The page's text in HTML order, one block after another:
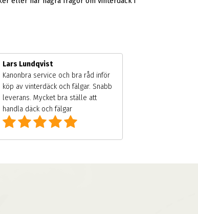
Lars Lundqvist
Kanonbra service och bra råd inför
köp av vinterdäck och fälgar. Snabb
leverans. Mycket bra ställe att
handla däck och fälgar